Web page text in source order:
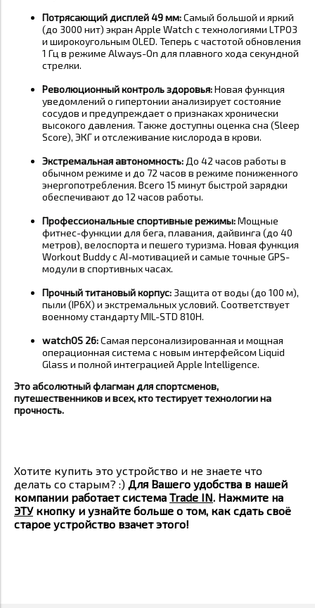
Потрясающий дисплей 49 мм:Самый большой и яркий
(до 3000 нит) экран Apple Watch с технологиями LTPO3
и широкоугольным OLED. Теперь с частотой обновления
1 Гц в режиме Always-On для плавного хода секундной
стрелки.
Революционный контроль здоровья:Новая функция
уведомлений о гипертонии анализирует состояние
сосудов и предупреждает о признаках хронически
высокого давления. Также доступны оценка сна (Sleep
Score), ЭКГ и отслеживание кислорода в крови.
Экстремальная автономность: До 42 часов работы в
обычном режиме и до 72 часов в режиме пониженного
энергопотребления. Всего 15 минут быстрой зарядки
обеспечивают до 12 часов работы.
Профессиональные спортивные режимы:Мощные
фитнес-функции для бега, плавания, дайвинга (до 40
метров), велоспорта и пешего туризма. Новая функция
Workout Buddy с AI-мотивацией и самые точные GPS-
модули в спортивных часах.
Прочный титановый корпус: Защита от воды (до 100 м),
пыли (IP6X) и экстремальных условий. Соответствует
военному стандарту MIL-STD 810H.
watchOS 26:Самая персонализированная и мощная
операционная система с новым интерфейсом Liquid
Glass и полной интеграцией Apple Intelligence.
Это абсолютный флагман для спортсменов,
путешественников и всех, кто тестирует технологии на
прочность.
Хотите купить это устройство и не знаете что
делать со старым? :) Для Вашего удобства в нашей
компании работает система Trade IN. Нажмите на
ЭТУкнопку и узнайте больше о том, как сдать своё
старое устройство взачет этого!